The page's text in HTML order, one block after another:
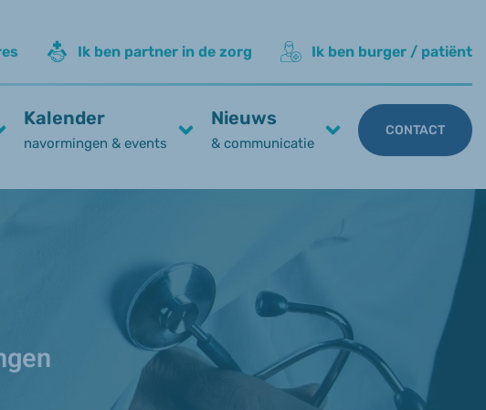
CONTACT
Kalender
navormingen & events
Nieuws
& communicatie
Ik ben partner in de zorg Ik ben burger / patiënt